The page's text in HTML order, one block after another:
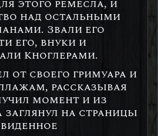
этого ремесла, и
над остальными
Звали его
его, внуки и
Кноглерами.
от своего гримуара и
рассказывая
момент и из
на страницы